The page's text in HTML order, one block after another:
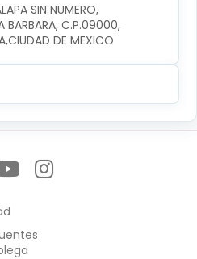
SIN NUMERO,
BARBARA, C.P.09000,
DE MEXICO